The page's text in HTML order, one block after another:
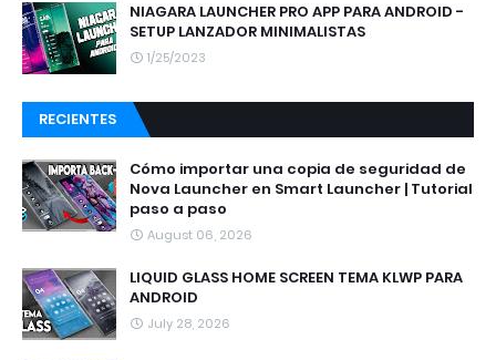
NIAGARA LAUNCHER PRO APP PARA ANDROID -
SETUP LANZADOR MINIMALISTAS
1/25/2023
RECIENTES
Cómo importar una copia de seguridad de
Nova Launcher en Smart Launcher | Tutorial
paso a paso
August 06, 2026
LIQUID GLASS HOME SCREEN TEMA KLWP PARA
ANDROID
July 28, 2026